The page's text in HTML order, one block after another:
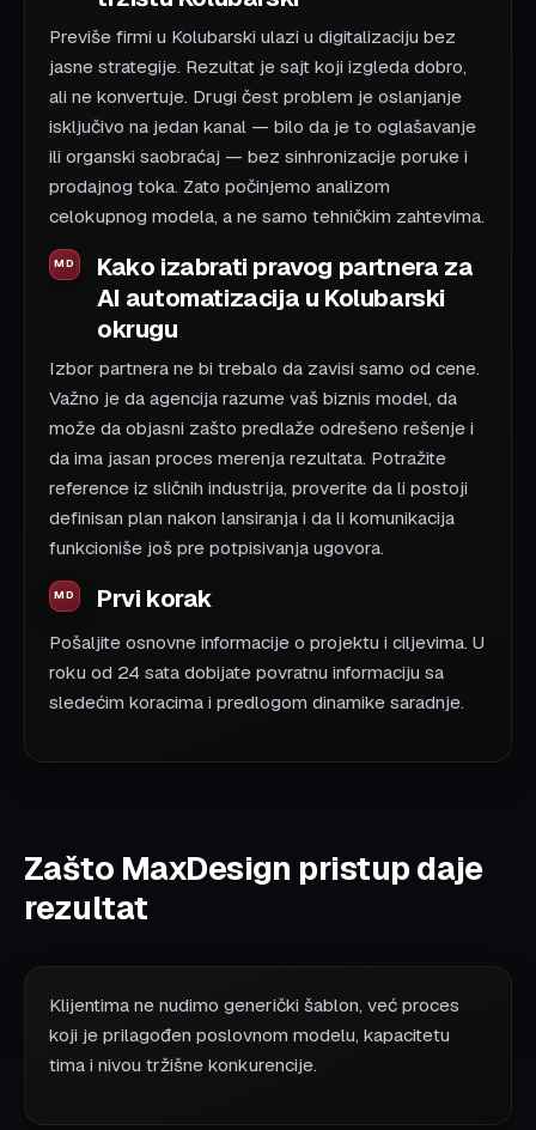
Previše firmi u Kolubarski ulazi u digitalizaciju bez
jasne strategije. Rezultat je sajt koji izgleda dobro,
ali ne konvertuje. Drugi čest problem je oslanjanje
isključivo na jedan kanal — bilo da je to oglašavanje
ili organski saobraćaj — bez sinhronizacije poruke i
prodajnog toka. Zato počinjemo analizom
celokupnog modela, a ne samo tehničkim zahtevima.
Kako izabrati pravog partnera za
AI automatizacija u Kolubarski
okrugu
Izbor partnera ne bi trebalo da zavisi samo od cene.
Važno je da agencija razume vaš biznis model, da
može da objasni zašto predlaže odrešeno rešenje i
da ima jasan proces merenja rezultata. Potražite
reference iz sličnih industrija, proverite da li postoji
definisan plan nakon lansiranja i da li komunikacija
funkcioniše još pre potpisivanja ugovora.
Prvi korak
Pošaljite osnovne informacije o projektu i ciljevima. U
roku od 24 sata dobijate povratnu informaciju sa
sledećim koracima i predlogom dinamike saradnje.
Zašto MaxDesign pristup daje
rezultat
Klijentima ne nudimo generički šablon, već proces
koji je prilagođen poslovnom modelu, kapacitetu
tima i nivou tržišne konkurencije.